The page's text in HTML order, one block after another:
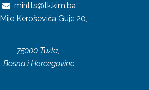
mintts@tk.kim.ba
Mije Keroševića Guje 20,
75000 Tuzla,
Bosna i Hercegovina